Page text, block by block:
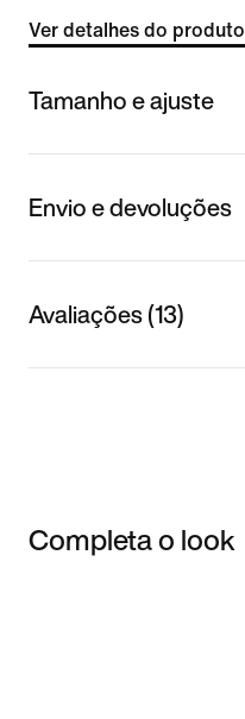
Ver detalhes do produto
Tamanho e ajuste
Envio e devoluções
Avaliações (13)
Completa o look